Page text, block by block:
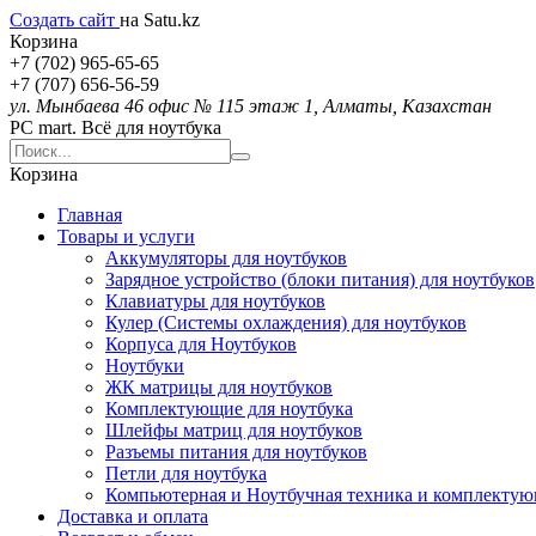
Создать сайт на Satu.kz
Корзина
+7 (702) 965-65-65
+7 (707) 656-56-59
ул. Мынбаева 46 офис № 115 этаж 1, Алматы, Казахстан
PC mart. Всё для ноутбука
Корзина
Главная
Товары и услуги
Аккумуляторы для ноутбуков
Зарядное устройство (блоки питания) для ноутбуков
Клавиатуры для ноутбуков
Кулер (Системы охлаждения) для ноутбуков
Корпуса для Ноутбуков
Ноутбуки
ЖК матрицы для ноутбуков
Комплектующие для ноутбука
Шлейфы матриц для ноутбуков
Разъемы питания для ноутбуков
Петли для ноутбука
Компьютерная и Ноутбучная техника и
Доставка и оплата